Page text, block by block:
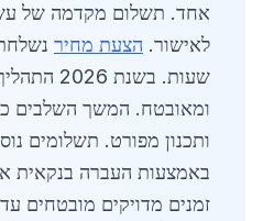
אחד. תשלום מקדמה של
לאישור. הצעת מחיר
שעות. בשנת
ומאובטח. המשך השלבים
ותכנון מפורט. תשלומים
באמצעות העברה בנקאית
זמנים מדויקים מובטחים